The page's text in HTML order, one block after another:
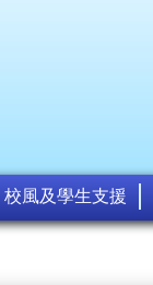
校風及學生支援